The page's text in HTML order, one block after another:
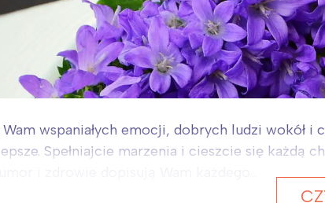
wspaniałych emocji, dobrych ludzi wokół
Spełniajcie marzenia i cieszcie się